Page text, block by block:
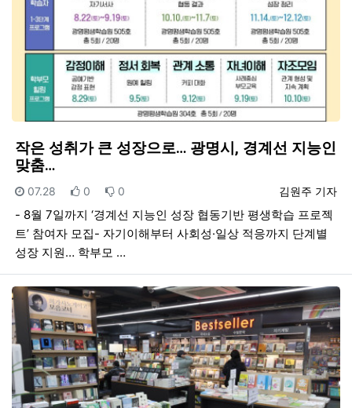
작은 성취가 큰 성장으로… 광명시, 경계선 지능인
맞춤…
등록자
김원주 기자
등록일
07.28 추천
0 비추천
0
- 8월 7일까지 ‘경계선 지능인 성장 협동기반 평생학습 프로젝
트’ 참여자 모집- 자기이해부터 사회성·일상 적응까지 단계별
성장 지원… 학부모 …